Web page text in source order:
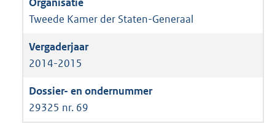
Tweede Kamer der Staten-Generaal
2014-2015
29325 nr. 69